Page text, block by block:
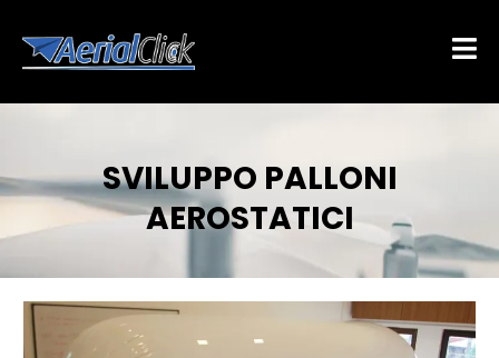
SVILUPPO PALLONI
AEROSTATICI